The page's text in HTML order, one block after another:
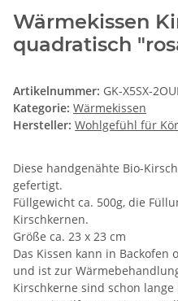
Wärmekissen
quadratisch
Artikelnummer: GK-X5SX-
Kategorie: Wärmekissen
Hersteller: Wohlgefühl für
Diese handgenähte Bio-
gefertigt.
Füllgewicht ca. 500g, die
Kirschkernen.
Größe ca. 23 x 23 cm
Das Kissen kann in
und ist zur
Kirschkerne sind schon